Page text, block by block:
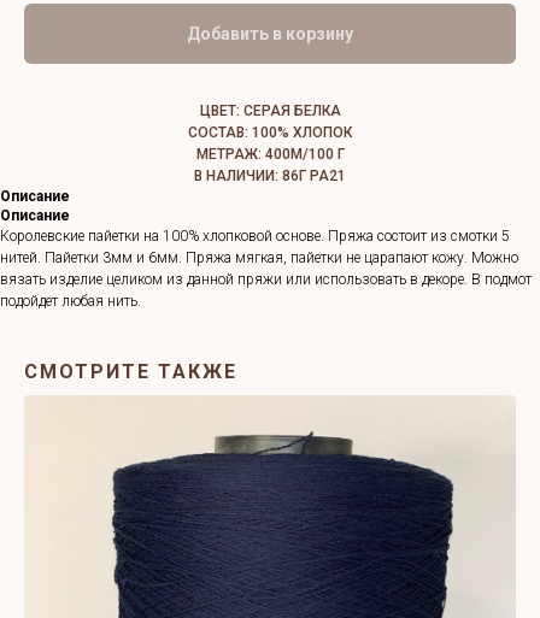
Добавить в корзину
ЦВЕТ: СЕРАЯ БЕЛКА
СОСТАВ: 100% ХЛОПОК
МЕТРАЖ: 400М/100 Г
В НАЛИЧИИ: 86Г РА21
Описание
Описание
Королевские пайетки на 100% хлопковой основе. Пряжа состоит из смотки 5
нитей. Пайетки 3мм и 6мм. Пряжа мягкая, пайетки не царапают кожу. Можно
вязать изделие целиком из данной пряжи или использовать в декоре. В подмот
подойдет любая нить.
СМОТРИТЕ ТАКЖЕ